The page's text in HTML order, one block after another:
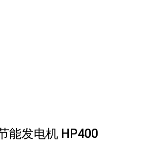
能发电机 HP400